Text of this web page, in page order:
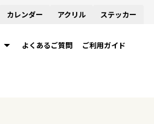
カレンダー アクリル ステッカー
よくあるご質問 ご利用ガイド